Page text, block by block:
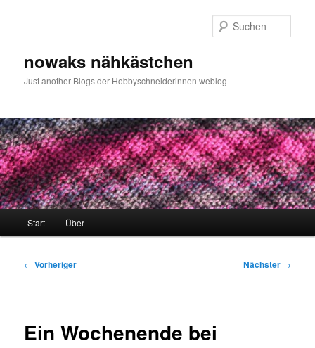
nowaks nähkästchen
Just another Blogs der Hobbyschneiderinnen weblog
Start Über
Beitragsnavigation
← Vorheriger Nächster →
Ein Wochenende bei